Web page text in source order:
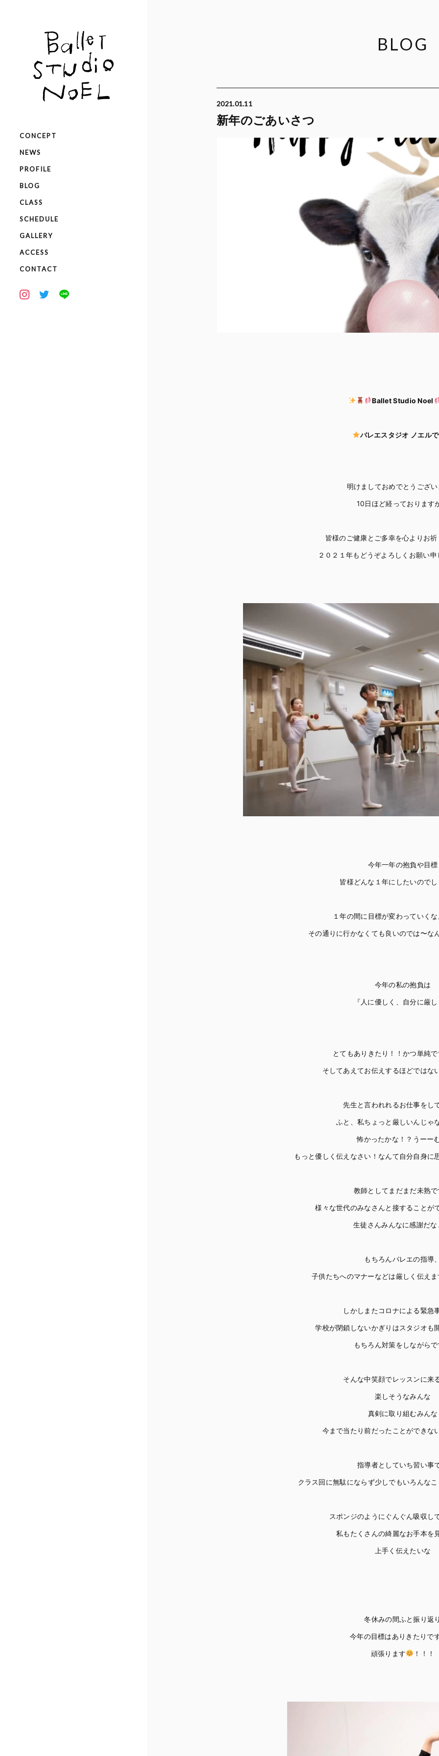
CONCEPT
NEWS
PROFILE
BLOG
CLASS
SCHEDULE
GALLERY
ACCESS
CONTACT
BLOG
2021.01.11
新年のごあいさつ
Ballet Studio Noel
バレエスタジオ ノエル
明けましておめでとうござ
10日ほど経っております
皆様のご健康とご多幸を心よりお
２０２１年もどうぞよろしくお願い
今年一年の抱負や目標
皆様どんな１年にしたいので
１年の間に目標が変わっていく
その通りに行かなくても良いのでは〜な
今年の私の抱負は
『人に優しく、自分に厳
とてもありきたり！！かつ単純
そしてあえてお伝えするほどではな
先生と言われれるお仕事をし
ふと、私ちょっと厳しいんじゃ
怖かったかな！？うーー
もっと優しく伝えなさい！なんて自分自身に
教師としてまだまだ未熟
様々な世代のみなさんと接することが
生徒さんみんなに感謝だな
もちろんバレエの指導
子供たちへのマナーなどは厳しく伝え
しかしまたコロナによる緊急
学校が閉鎖しないかぎりはスタジオも
もちろん対策をしながら
そんな中笑顔でレッスンに来
楽しそうなみんな
真剣に取り組むみんな
今まで当たり前だったことができな
指導者としていち習い事
クラス回に無駄にならず少しでもいろんな
スポンジのようにぐんぐん吸収し
私もたくさんの綺麗なお手本を
上手く伝えたいな
冬休みの間ふと振り返
今年の目標はありきたりで
頑張ります ！！！